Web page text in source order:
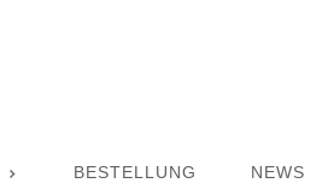
BESTELLUNG NEWS